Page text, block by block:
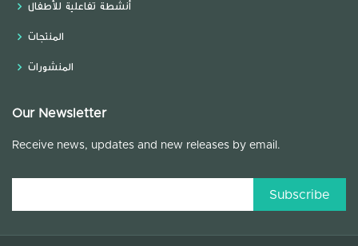
أنشطة تفاعلية للأطفال
المنتجات
المنشورات
Our Newsletter
Receive news, updates and new releases by email.